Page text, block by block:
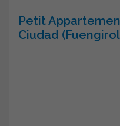
Petit
Ciudad